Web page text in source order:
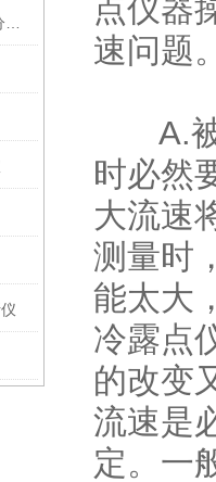
点仪器
速问题
A.被
时必然
大流速
测量时
能太大
冷露点
的改变
流速是
定。一